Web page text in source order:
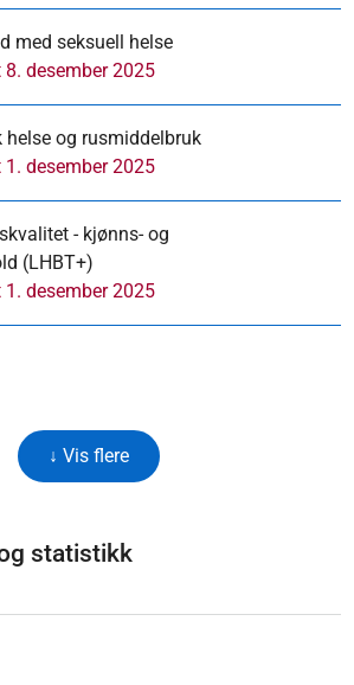
med seksuell helse
desember 2025
og rusmiddelbruk
desember 2025
- kjønns- og
(LHBT+)
desember 2025
↓ Vis flere
statistikk